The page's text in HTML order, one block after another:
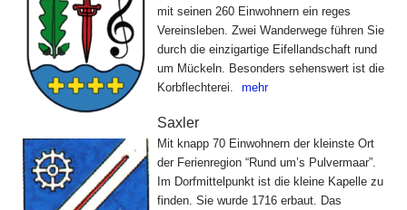
mit seinen 260 Einwohnern ein reges
Vereinsleben. Zwei Wanderwege führen Sie
durch die einzigartige Eifellandschaft rund
um Mückeln. Besonders sehenswert ist die
Korbflechterei.
mehr
Saxler
Mit knapp 70 Einwohnern der kleinste Ort
der Ferienregion “Rund um’s Pulvermaar”.
Im Dorfmittelpunkt ist die kleine Kapelle zu
finden. Sie wurde 1716 erbaut. Das